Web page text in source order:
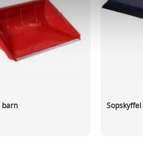
annons- och analysföretag
som du har tillhandahållit eller
barn